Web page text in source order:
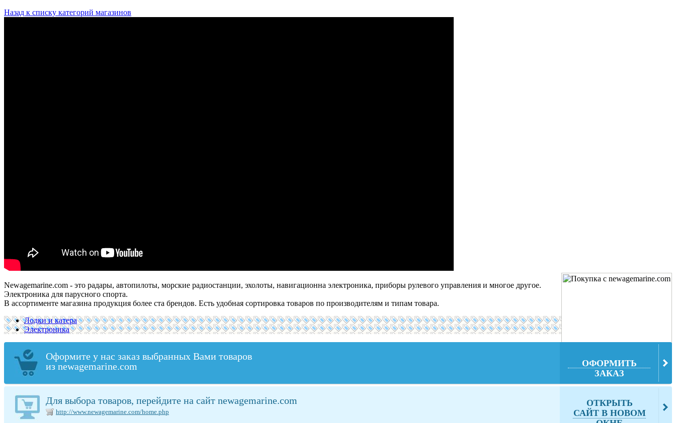
Назад к списку категорий магазинов
Newagemarine.com - это радары, автопилоты, морские радиостанции, эхолоты, навигационна электроника, приборы рулевого управления и многое другое.
Электроника для парусного спорта.
В ассортименте магазина продукция более ста брендов. Есть удобная сортировка товаров по производителям и типам товара.
Лодки и катера
Электроника
Оформите у нас заказ выбранных Вами товаров
из newagemarine.com
ОФОРМИТЬ
ЗАКАЗ
Для выбора товаров, перейдите на сайт newagemarine.com
http://www.newagemarine.com/home.php
ОТКРЫТЬ
САЙТ В НОВОМ